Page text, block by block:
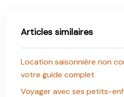
Articles similaires
Location saisonnière non
votre guide complet
Voyager avec ses petits-